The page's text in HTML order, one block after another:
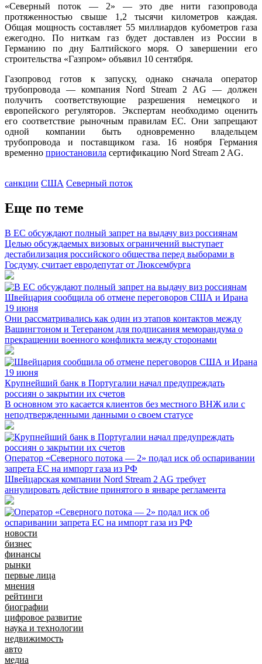
«Северный поток — 2» — это две нити газопровода
протяженностью свыше 1,2 тысячи километров каждая.
Общая мощность составляет 55 миллиардов кубометров газа
ежегодно. По ниткам газ будет доставлен из России в
Германию по дну Балтийского моря. О завершении его
строительства «Газпром» объявил 10 сентября.
Газопровод готов к запуску, однако сначала оператор
трубопровода — компания Nord Stream 2 AG — должен
получить соответствующие разрешения немецкого и
европейского регуляторов. Экспертам необходимо оценить
его соответствие рыночным правилам ЕС. Они запрещают
одной компании быть одновременно владельцем
трубопровода и поставщиком газа. 16 ноября Германия
временно приостановила сертификацию Nord Stream 2 AG.
санкции США Северный поток
Еще по теме
В ЕС обсуждают полный запрет на выдачу виз россиянам
Целью обсуждаемых визовых ограничений выступает
дестабилизация российского общества перед выборами в
Госдуму, считает евродепутат от Люксембурга
Швейцария сообщила об отмене переговоров США и Ирана
19 июня
Они рассматривались как один из этапов контактов между
Вашингтоном и Тегераном для подписания меморандума о
прекращении военного конфликта между сторонами
Крупнейший банк в Португалии начал предупреждать
россиян о закрытии их счетов
В основном это касается клиентов без местного ВНЖ или с
неподтвержденными данными о своем статусе
Оператор «Северного потока — 2» подал иск об оспаривании
запрета ЕС на импорт газа из РФ
Швейцарская компании Nord Stream 2 AG требует
аннулировать действие принятого в январе регламента
новости
бизнес
финансы
рынки
первые лица
мнения
рейтинги
биографии
цифровое развитие
наука и технологии
недвижимость
авто
медиа